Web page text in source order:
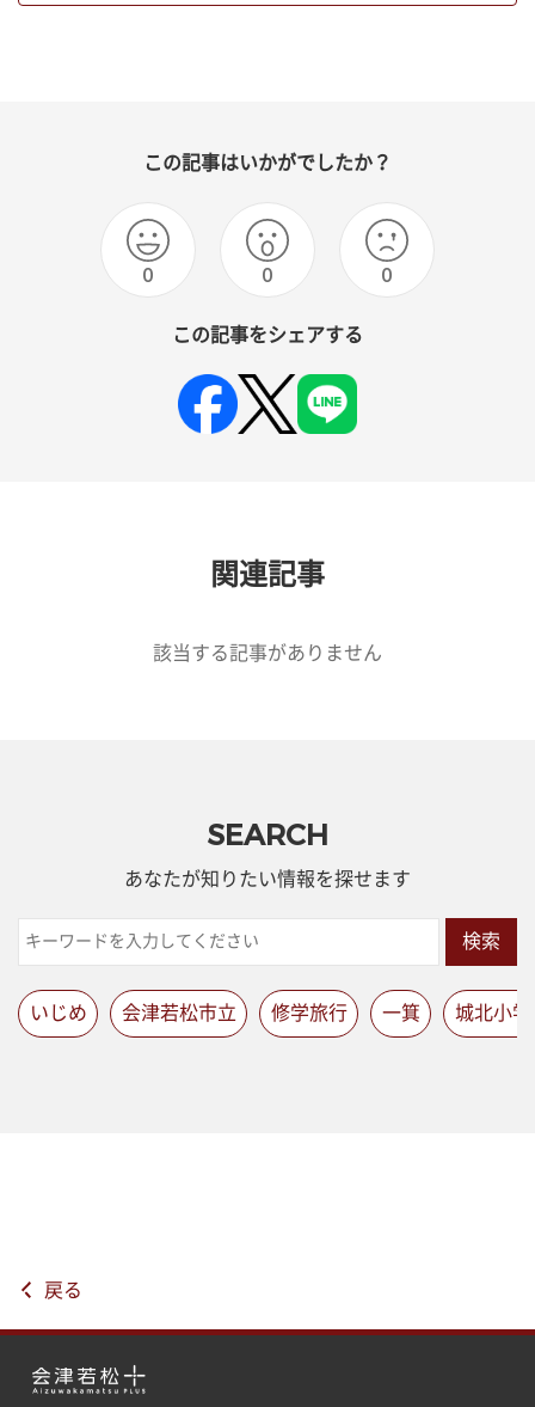
この記事はいかがでしたか？
0 0 0
この記事をシェアする
関連記事
該当する記事がありません
SEARCH
あなたが知りたい情報を探せます
検索
いじめ 会津若松市立 修学旅行 一箕 城北小
戻る